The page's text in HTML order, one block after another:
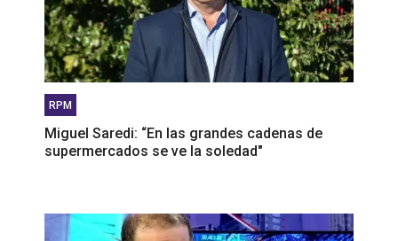
RPM
Miguel Saredi: “En las grandes cadenas de
supermercados se ve la soledad"